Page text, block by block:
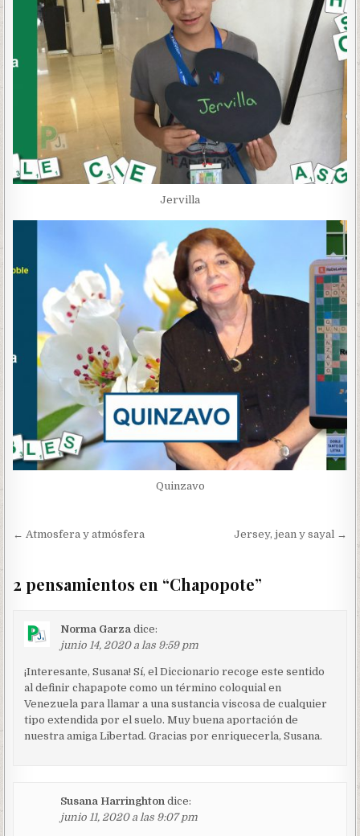
Jervilla
Quinzavo
Navegación
entradas
← Atmosfera y atmósfera Jersey, jean y sayal →
2 pensamientos en “Chapopote”
Norma Garza dice:
junio 14, 2020 a las 9:59 pm
¡Interesante, Susana! Sí, el Diccionario recoge este sentido
al definir chapapote como un término coloquial en
Venezuela para llamar a una sustancia viscosa de cualquier
tipo extendida por el suelo. Muy buena aportación de
nuestra amiga Libertad. Gracias por enriquecerla, Susana.
Susana Harringhton dice:
junio 11, 2020 a las 9:07 pm